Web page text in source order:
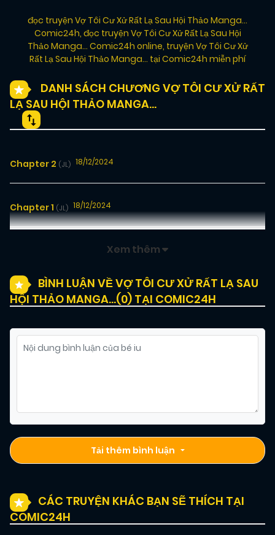
đọc truyện Vợ Tôi Cư Xử Rất Lạ Sau Hội Thảo Manga…
Comic24h, đọc truyện Vợ Tôi Cư Xử Rất Lạ Sau Hội
Thảo Manga… Comic24h online, truyện Vợ Tôi Cư Xử
Rất Lạ Sau Hội Thảo Manga… tại Comic24h miễn phí
DANH SÁCH CHƯƠNG VỢ TÔI CƯ XỬ RẤT
LẠ SAU HỘI THẢO MANGA…
Chapter 2 (JL) 18/12/2024
Chapter 1 (JL) 18/12/2024
Xem thêm
BÌNH LUẬN VỀ VỢ TÔI CƯ XỬ RẤT LẠ SAU
HỘI THẢO MANGA…(0) TẠI COMIC24H
Tải thêm bình luận
CÁC TRUYỆN KHÁC BẠN SẼ THÍCH TẠI
COMIC24H